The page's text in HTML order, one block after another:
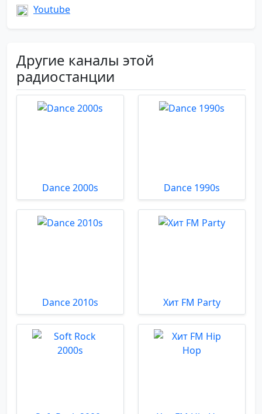
Youtube
Другие каналы этой
радиостанции
Dance 2000s Dance 1990s
Dance 2010s Хит FM Party